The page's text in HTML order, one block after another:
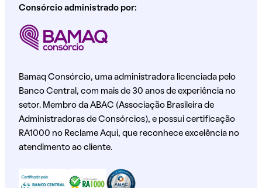
Consórcio administrado por:
Bamaq Consórcio, uma administradora licenciada pelo
Banco Central, com mais de 30 anos de experiência no
setor. Membro da ABAC (Associação Brasileira de
Administradoras de Consórcios), e possui certificação
RA1000 no Reclame Aqui, que reconhece excelência no
atendimento ao cliente.